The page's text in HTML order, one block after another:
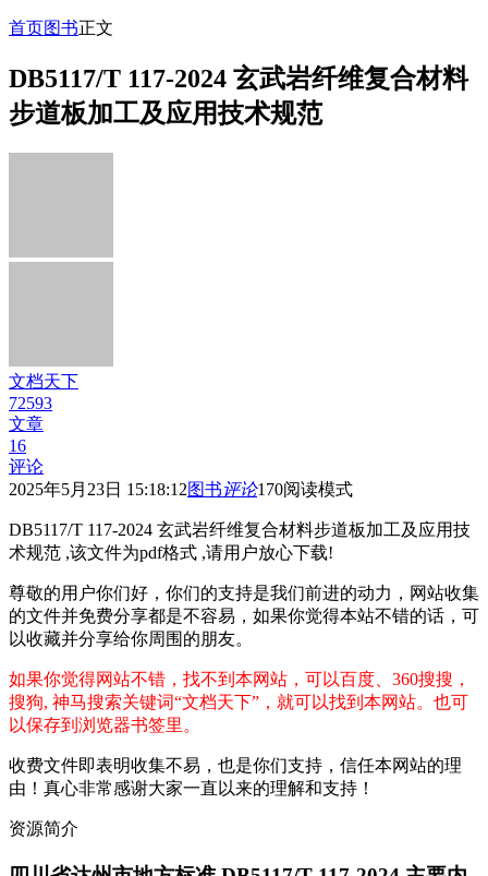
首页图书正文
DB5117/T 117-2024 玄武岩纤维复合材料
步道板加工及应用技术规范
文档天下
72593
文章
16
评论
2025年5月23日 15:18:12图书评论170阅读模式
DB5117/T 117-2024 玄武岩纤维复合材料步道板加工及应用技
术规范 ,该文件为pdf格式 ,请用户放心下载!
尊敬的用户你们好，你们的支持是我们前进的动力，网站收集
的文件并免费分享都是不容易，如果你觉得本站不错的话，可
以收藏并分享给你周围的朋友。
如果你觉得网站不错，找不到本网站，可以百度、360搜搜，
搜狗, 神马搜索关键词“文档天下”，就可以找到本网站。也可
以保存到浏览器书签里。
收费文件即表明收集不易，也是你们支持，信任本网站的理
由！真心非常感谢大家一直以来的理解和支持！
资源简介